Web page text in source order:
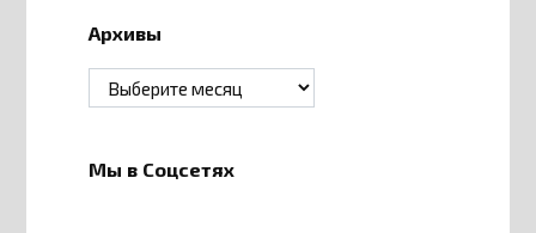
Архивы
Архивы
Мы в Соцсетях